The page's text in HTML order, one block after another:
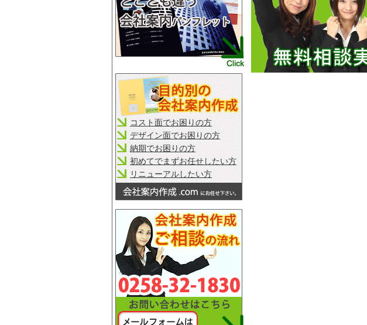
コスト面でお困りの方
デザイン面でお困りの方
納期でお困りの方
初めてでまずお任せしたい方
リニューアルしたい方